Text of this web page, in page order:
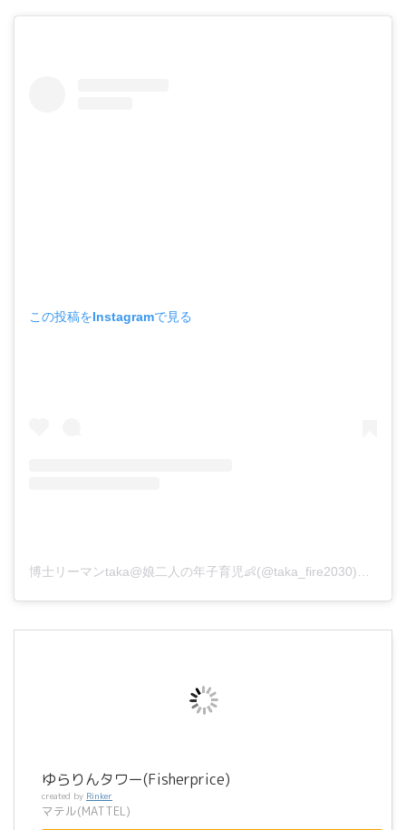
この投稿をInstagramで見る
ゆらりんタワー(Fisherprice)
created by Rinker
マテル(MATTEL)